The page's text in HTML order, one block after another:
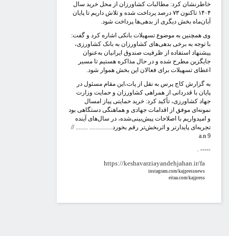
کرد: مطالبات کشاورزان از محل خرید سال
۱۴۰۴ تاکنون ۷۳ درصد پرداخت شده و تلاش داریم تا پایان
بخش دیگری از بدهی‌ها پرداخت شود.
همچنین به موضوع تسهیلات بانکی اشاره کرد و گفت:
توجه به برخی بدهی‌های کشاورزان به بانک کشاورزی،
استفاده از ظرفیت صندوق ایرانیان به‌عنوان
مطرح شده و در حال مذاکره هستیم تا مسیر
تسهیلات برای فعالان این بخش هموار شود.
گزارش کاج پرس به نقل از پات،این مقام مسئول در
با قدردانی از همراهی کشاورزان و حمایت وزارت
کشاورزی، تأکید کرد: خرید حمایتی پیاز امسال
موفق از اقدامات جهادی و هماهنگی دستگاهی بود
امیدواریم با اصلاحات پیش‌بینی‌شده، در سال‌های آینده
پایدارتر و اثربخش‌تر رقم بخورد............... ........ //
https://keshavarziayandehjahan.ir/fa
instagram.com/kajpressnews
eitaa.com/kajpress